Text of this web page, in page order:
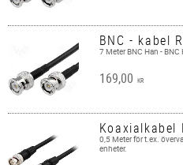
BNC - kabel
7 Meter BNC Han - BNC
169,00 KR
Koaxialkabel
0,5 Meter för t.ex.
enheter.​